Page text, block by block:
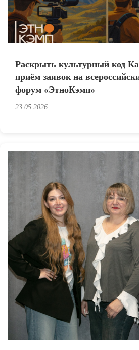
Раскрыть культурный код
приём заявок на
форум «ЭтноКэмп»
23.05.2026